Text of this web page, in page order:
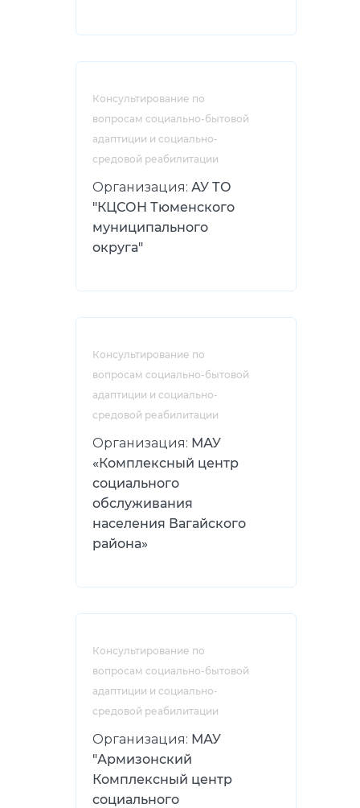
Консультирование по
вопросам социально-бытовой
адаптиции и социально-
средовой реабилитации
Организация: АУ ТО
"КЦСОН Тюменского
муниципального
округа"
Консультирование по
вопросам социально-бытовой
адаптиции и социально-
средовой реабилитации
Организация: МАУ
«Комплексный центр
социального
обслуживания
населения Вагайского
района»
Консультирование по
вопросам социально-бытовой
адаптиции и социально-
средовой реабилитации
Организация: МАУ
"Армизонский
Комплексный центр
социального